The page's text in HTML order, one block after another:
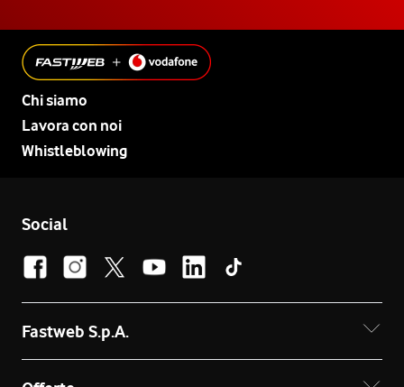
Chi siamo
Lavora con noi
Whistleblowing
Social
Fastweb S.p.A.